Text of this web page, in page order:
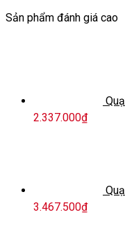
Sản phẩm đánh giá cao
2.337.000₫
3.467.500₫